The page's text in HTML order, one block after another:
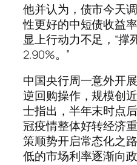
他并认为，债市今天
性更好的中短债收益
显上行动力不足，“撑
2.90%。”
中国央行周一意外开
逆回购操作，规模创
士指出，半年末时点
冠疫情整体好转经济
策顺势开启常态化之
低的市场利率逐渐向政